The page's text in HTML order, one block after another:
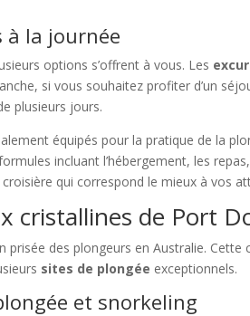
à la journée
options s’offrent à vous. Les
si vous souhaitez profiter d’un
plusieurs jours.
équipés pour la pratique de la
incluant l’hébergement, les
qui correspond le mieux à vos
cristallines de Port
des plongeurs en Australie.
sites de plongée exceptionnels.
et snorkeling